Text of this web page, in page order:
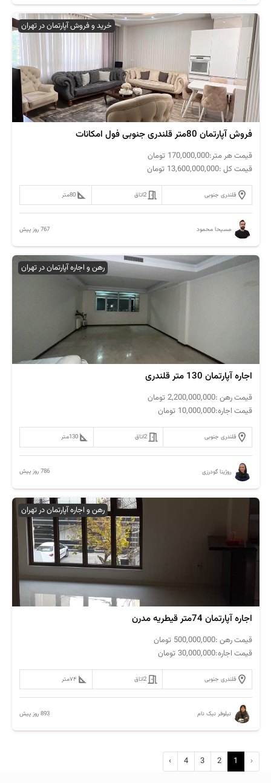
خرید و فروش آپارتمان در تهران
فروش آپارتمان 80متر قلندری جنوبی فول امکانات
قیمت هر متر:170,000,000 تومان
قیمت کل :13,600,000,000 تومان
قلندری جنوبی 2اتاق 80متر
مسیحا محمود 767 روز پیش
رهن و اجاره آپارتمان در تهران
اجاره آپارتمان 130 متر قلندری
قیمت رهن :2,200,000,000 تومان
قیمت اجاره:10,000,000 تومان
قلندری جنوبی 2اتاق 130متر
روژینا گودرزی 786 روز پیش
رهن و اجاره آپارتمان در تهران
اجاره آپارتمان 74متر قیطریه مدرن
قیمت رهن :500,000,000 تومان
قیمت اجاره:30,000,000 تومان
قلندری جنوبی 2اتاق ۷۴متر
نیلوفر نیک نام 893 روز پیش
‹
1
2
3
4
›